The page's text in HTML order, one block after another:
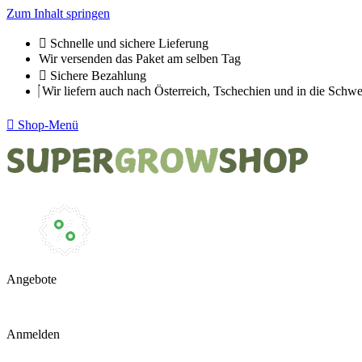
Zum Inhalt springen
Schnelle und sichere Lieferung
Wir versenden das Paket am selben Tag
Sichere Bezahlung
Wir liefern auch nach Österreich, Tschechien und in die
Shop-Menü
Angebote
Anmelden